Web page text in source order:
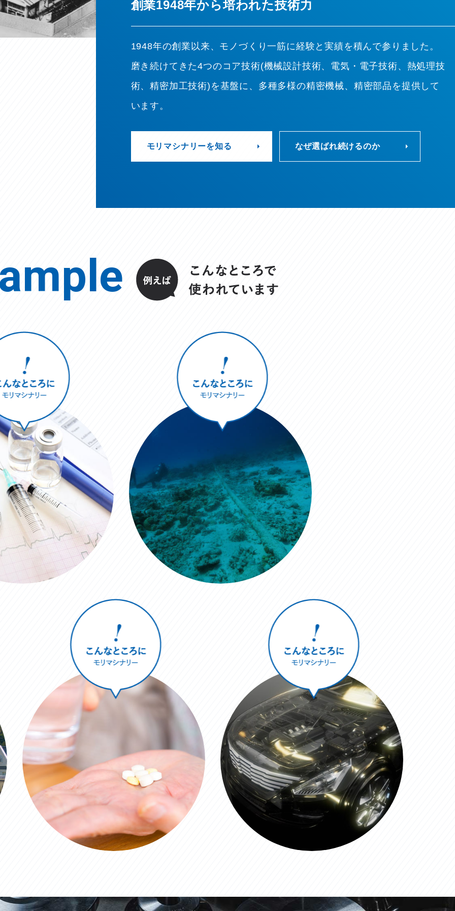
創業1948年から培われた技術力
1948年の創業以来、モノづくり一筋に経験と実績を積んで参りました。
磨き続けてきた4つのコア技術(機械設計技術、電気・電子技術、熱処理技
術、精密加工技術)を基盤に、多種多様の精密機械、精密部品を提供して
います。
モリマシナリーを知る なぜ選ばれ続けるのか